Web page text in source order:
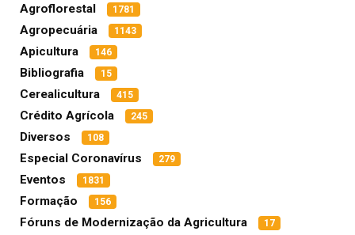
Agroflorestal 1781
Agropecuária 1143
Apicultura 146
Bibliografia 15
Cerealicultura 415
Crédito Agrícola 245
Diversos 108
Especial Coronavírus 279
Eventos 1831
Formação 156
Fóruns de Modernização da Agricultura 17